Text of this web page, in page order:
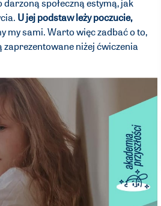
społeczną estymą, jak
U jej podstaw leży poczucie,
my sami. Warto więc zadbać o to,
zaprezentowane niżej ćwiczenia